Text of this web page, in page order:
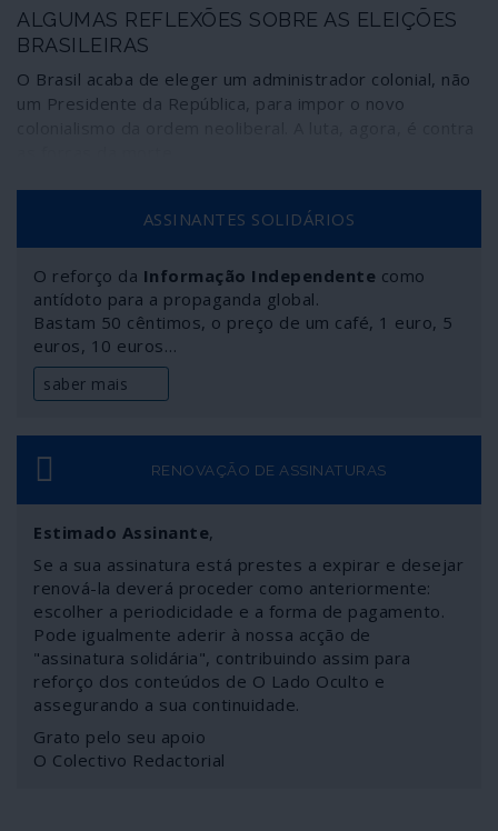
ALGUMAS REFLEXÕES SOBRE AS ELEIÇÕES
BRASILEIRAS
O Brasil acaba de eleger um administrador colonial, não
um Presidente da República, para impor o novo
ASSINANTES SOLIDÁRIOS
O reforço da Informação Independente como
antídoto para a propaganda global.
Bastam 50 cêntimos, o preço de um café, 1 euro, 5
euros, 10 euros…
saber mais
RENOVAÇÃO DE ASSINATURAS
Estimado Assinante,
Se a sua assinatura está prestes a expirar e desejar
renová-la deverá proceder como anteriormente:
escolher a periodicidade e a forma de pagamento.
Pode igualmente aderir à nossa acção de
"assinatura solidária", contribuindo assim para
reforço dos conteúdos de O Lado Oculto e
assegurando a sua continuidade.
Grato pelo seu apoio
O Colectivo Redactorial